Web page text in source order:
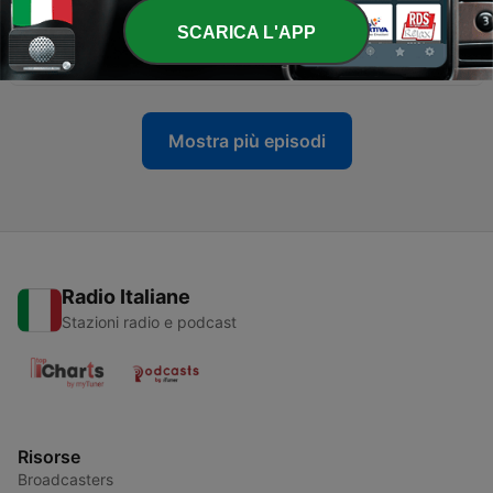
1641 - Puntata del 27/07/2026
27 Lug 2026
Mostra più episodi
Radio Italiane
Stazioni radio e podcast
Risorse
Broadcasters
SCARICA L'APP